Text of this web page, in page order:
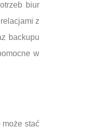
biur
z
backupu
w
może stać